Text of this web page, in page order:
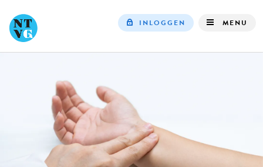
INLOGGEN MENU